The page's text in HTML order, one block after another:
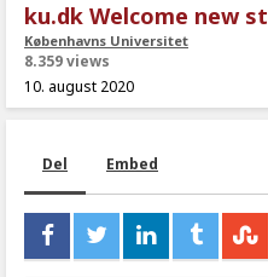
ku.dk Welcome new
Københavns Universitet
8.359 views
10. august 2020
Del Embed